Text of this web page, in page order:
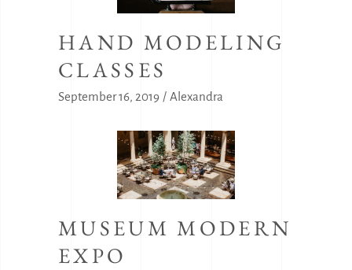
HAND MODELING
CLASSES
September 16, 2019 Alexandra
MUSEUM MODERN
EXPO